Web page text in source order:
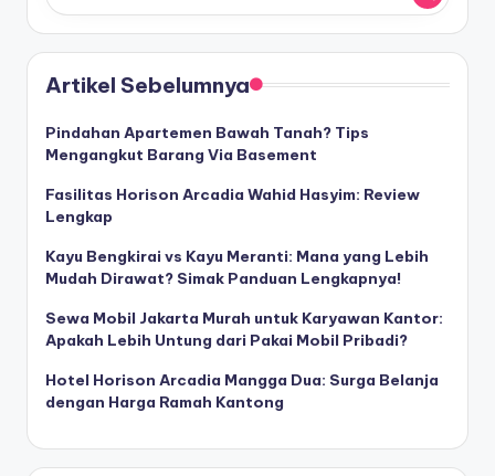
Artikel Sebelumnya
Pindahan Apartemen Bawah Tanah? Tips
Mengangkut Barang Via Basement
Fasilitas Horison Arcadia Wahid Hasyim: Review
Lengkap
Kayu Bengkirai vs Kayu Meranti: Mana yang Lebih
Mudah Dirawat? Simak Panduan Lengkapnya!
Sewa Mobil Jakarta Murah untuk Karyawan Kantor:
Apakah Lebih Untung dari Pakai Mobil Pribadi?
Hotel Horison Arcadia Mangga Dua: Surga Belanja
dengan Harga Ramah Kantong